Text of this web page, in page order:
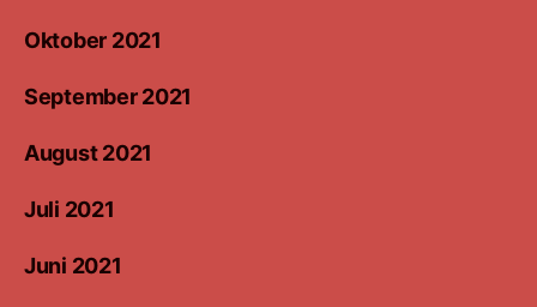
Oktober 2021
September 2021
August 2021
Juli 2021
Juni 2021